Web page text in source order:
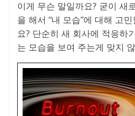
이게 무슨 말일까요? 굳이 새
을 해서 “내 모습”에 대해 고
요? 단순히 새 회사에 적응하
는 모습을 보여 주는게 맞지